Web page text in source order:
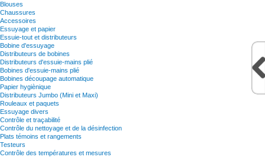
Blouses
Chaussures
Accessoires
Essuyage et papier
Essuie-tout et distributeurs
Bobine d'essuyage
Distributeurs de bobines
Distributeurs d'essuie-mains plié
Bobines d'essuie-mains plié
Bobines découpage automatique
Papier hygiènique
Distributeurs Jumbo (Mini et Maxi)
Rouleaux et paquets
Essuyage divers
Contrôle et traçabilité
Contrôle du nettoyage et de la désinfection
Plats témoins et rangements
Testeurs
Contrôle des températures et mesures